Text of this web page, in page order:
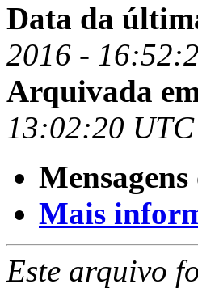
Data da
2016 -
Arquivada
13:02:20 UTC
Mais
Este arquivo